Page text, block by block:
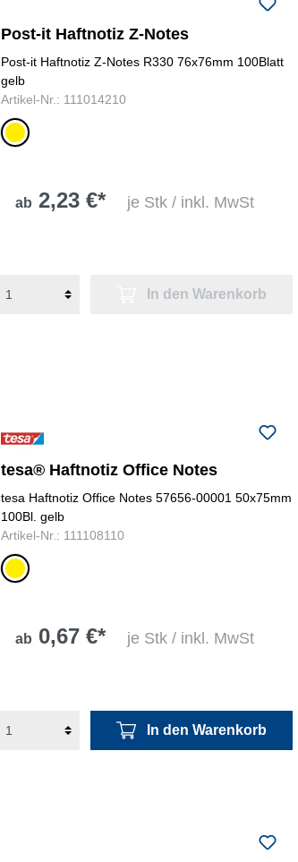
Post-it Haftnotiz Z-Notes
Post-it Haftnotiz Z-Notes R330 76x76mm 100Blatt
gelb
Artikel-Nr.: 111014210
gelb
ab 2,23 €* je Stk / inkl. MwSt
In den Warenkorb
tesa® Haftnotiz Office Notes
tesa Haftnotiz Office Notes 57656-00001 50x75mm
100Bl. gelb
Artikel-Nr.: 111108110
gelb
ab 0,67 €* je Stk / inkl. MwSt
In den Warenkorb